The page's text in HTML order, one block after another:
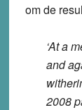
om de
‘At a
and
2008